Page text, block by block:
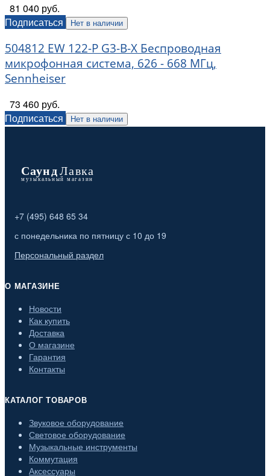
81 040 руб.
Подписаться
Нет в наличии
504812 EW 122-P G3-B-X Беспроводная
микрофонная система, 626 - 668 МГц,
Sennheiser
73 460 руб.
Подписаться
Нет в наличии
+7 (495) 648 65 34
с понедельника по пятницу с 10 до 19
Персональный раздел
О МАГАЗИНЕ
Новости
Как купить
Доставка
О магазине
Гарантия
Контакты
КАТАЛОГ ТОВАРОВ
Звуковое оборудование
Световое оборудование
Музыкальные инструменты
Коммутация
Аксессуары